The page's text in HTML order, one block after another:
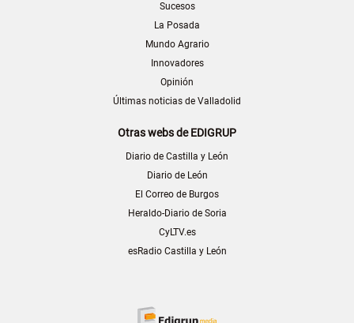
Sucesos
La Posada
Mundo Agrario
Innovadores
Opinión
Últimas noticias de Valladolid
Otras webs de EDIGRUP
Diario de Castilla y León
Diario de León
El Correo de Burgos
Heraldo-Diario de Soria
CyLTV.es
esRadio Castilla y León